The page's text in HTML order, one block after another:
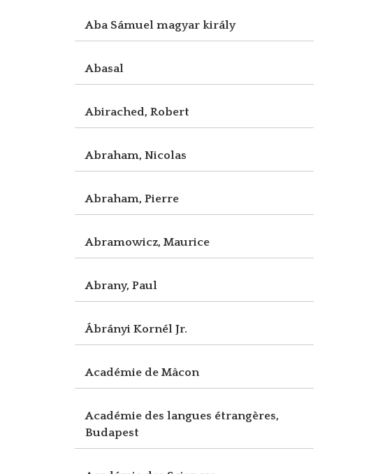
Aba Sámuel magyar király
Abasal
Abirached, Robert
Abraham, Nicolas
Abraham, Pierre
Abramowicz, Maurice
Abrany, Paul
Ábrányi Kornél Jr.
Académie de Mâcon
Académie des langues étrangères,
Budapest